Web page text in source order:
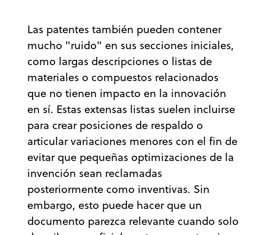
Las patentes también pueden contener
mucho "ruido" en sus secciones iniciales,
como largas descripciones o listas de
materiales o compuestos relacionados
que no tienen impacto en la innovación
en sí. Estas extensas listas suelen incluirse
para crear posiciones de respaldo o
articular variaciones menores con el fin de
evitar que pequeñas optimizaciones de la
invención sean reclamadas
posteriormente como inventivas. Sin
embargo, esto puede hacer que un
documento parezca relevante cuando solo